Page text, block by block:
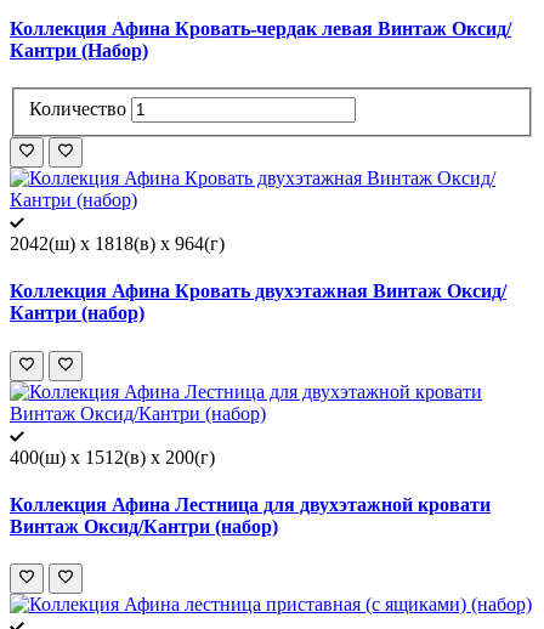
Коллекция Афина Кровать-чердак левая Винтаж Оксид/
Кантри (Набор)
Количество
2042(ш) x 1818(в) x 964(г)
Коллекция Афина Кровать двухэтажная Винтаж Оксид/
Кантри (набор)
400(ш) x 1512(в) x 200(г)
Коллекция Афина Лестница для двухэтажной кровати
Винтаж Оксид/Кантри (набор)